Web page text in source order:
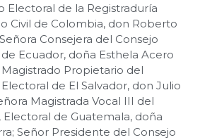
Electoral de la Registraduría
Civil de Colombia, don Roberto
Consejera del Consejo
Ecuador, doña Esthela Acero
Propietario del
de El Salvador, don Julio
Magistrada Vocal III del
de Guatemala, doña
Señor Presidente del Consejo